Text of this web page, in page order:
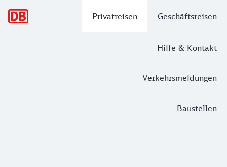
Privatreisen Geschäftsreisen
Hilfe & Kontakt
Verkehrsmeldungen
Baustellen